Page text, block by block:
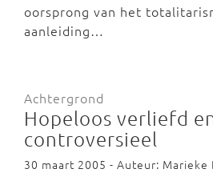
oorsprong van het
aanleiding…
Achtergrond
Hopeloos verliefd
controversieel
30 maart 2005 - Auteur: Marieke